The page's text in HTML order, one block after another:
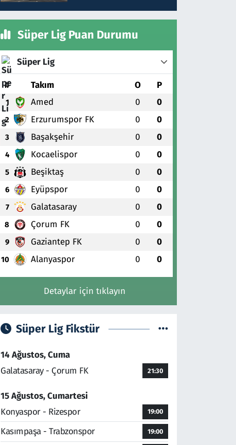
Süper Lig Puan Durumu
Süper Lig
# Takım O P
1 Amed 0 0
2 Erzurumspor FK 0 0
3 Başakşehir 0 0
4 Kocaelispor 0 0
5 Beşiktaş 0 0
6 Eyüpspor 0 0
7 Galatasaray 0 0
8 Çorum FK 0 0
9 Gaziantep FK 0 0
10 Alanyaspor 0 0
Detaylar için tıklayın
Süper Lig Fikstür
14 Ağustos, Cuma
Galatasaray - Çorum FK
21:30
15 Ağustos, Cumartesi
Konyaspor - Rizespor
19:00
Kasımpaşa - Trabzonspor 19:00